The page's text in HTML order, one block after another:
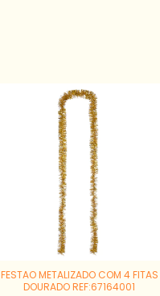
FESTAO METALIZADO COM 4 FITAS
DOURADO REF:67164001